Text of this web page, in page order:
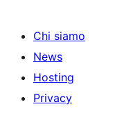
Chi siamo
News
Hosting
Privacy